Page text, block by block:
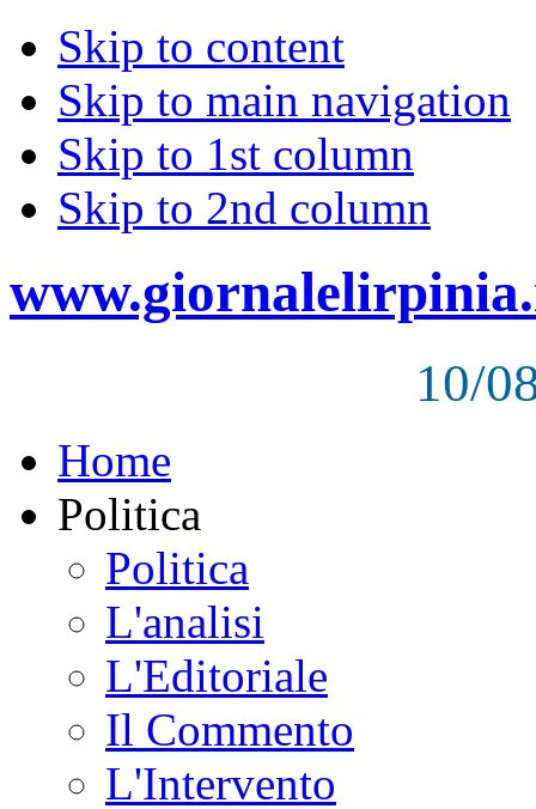
Skip to content
Skip to main navigation
Skip to 1st column
Skip to 2nd column
10/
Home
Politica
Politica
L'analisi
L'Editoriale
Il Commento
L'Intervento